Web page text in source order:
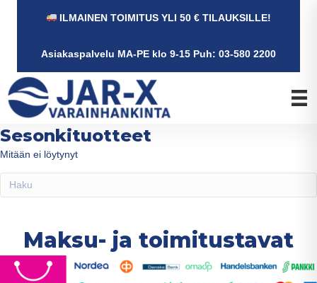
ILMAINEN TOIMITUS YLI 50 € TILAUKSILLE!
Asiakaspalvelu MA-PE klo 9-15 Puh: 03-580 2200
Sesonkituotteet
Mitään ei löytynyt
Maksu- ja toimitustavat